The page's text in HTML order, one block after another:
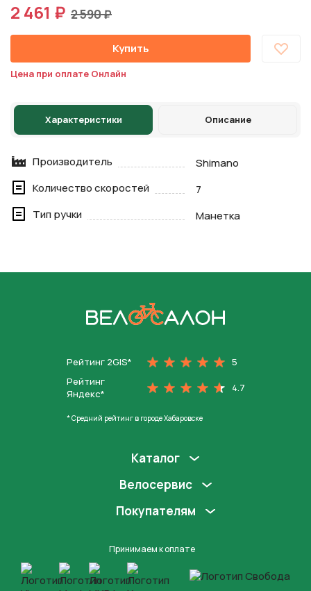
2 461 ₽ 2 590 ₽
Купить
Цена при оплате Онлайн
Характеристики Описание
Производитель
Shimano
Количество скоростей
7
Тип ручки
Манетка
Рейтинг 2GIS*
5
Рейтинг
Яндекс*
4.7
* Средний рейтинг в городе Хабаровске
Каталог
Велосервис
Покупателям
Принимаем к оплате